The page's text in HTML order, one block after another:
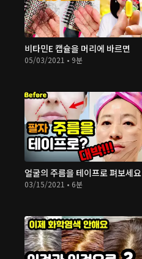
비타민E 캡슐을 머리에 바르면
05/03/2021 • 9분
얼굴의 주름을 테이프로 펴보세요
03/15/2021 • 6분